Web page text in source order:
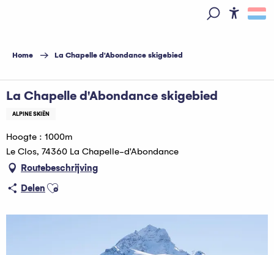
principal
Home La Chapelle d'Abondance skigebied
La Chapelle d'Abondance skigebied
ALPINE SKIËN
Hoogte : 1000m
Le Clos, 74360 La Chapelle-d'Abondance
Routebeschrijving
Delen Ajouter aux favoris